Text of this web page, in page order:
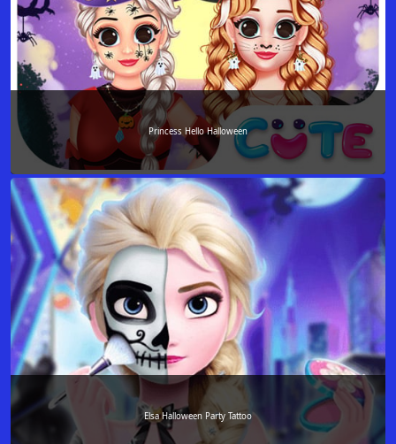
Princess Hello Halloween
Elsa Halloween Party Tattoo